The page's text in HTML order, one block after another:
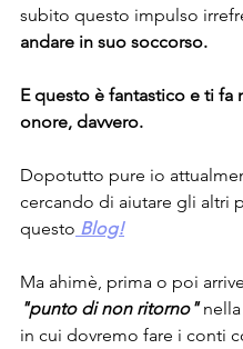
subito questo impulso
andare in suo soccorso.
E questo è fantastico e ti fa
onore, davvero.
Dopotutto pure io
cercando di aiutare gli altri
questo Blog!
Ma ahimè, prima o poi
"punto di non ritorno" nella
in cui dovremo fare i conti